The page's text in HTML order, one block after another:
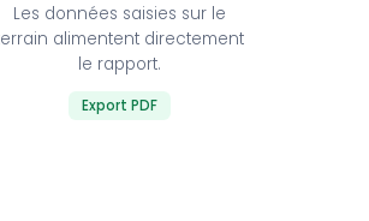
Les données saisies sur le
alimentent directement
le rapport.
Export PDF